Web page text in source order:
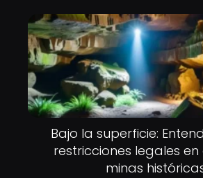
Bajo la superficie:
restricciones legales
minas